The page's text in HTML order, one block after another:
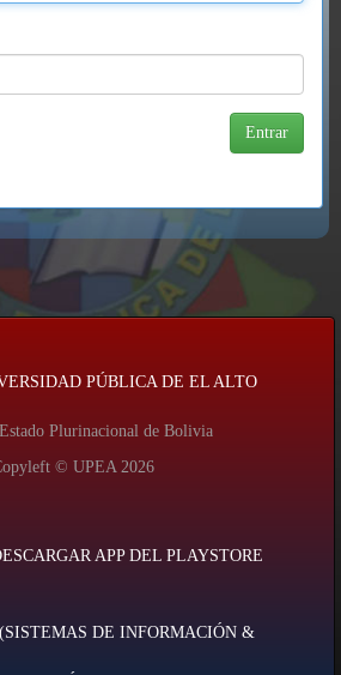
PÚBLICA DE EL ALTO
Plurinacional de Bolivia
© UPEA 2026
APP DEL PLAYSTORE
DE INFORMACIÓN &